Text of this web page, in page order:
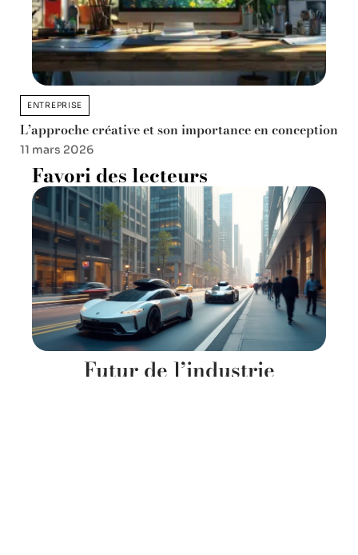
ENTREPRISE
L’approche créative et son importance en conception
11 mars 2026
Favori des lecteurs
Futur de l’industrie